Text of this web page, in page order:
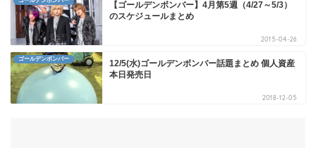
【ゴールデンボンバー】4月第5週（4/27～5/3）
のスケジュールまとめ
2015-04-26
ゴールデンボンバー
12/5(水)ゴールデンボンバー話題まとめ 個人資産
本日発売日
2018-12-05